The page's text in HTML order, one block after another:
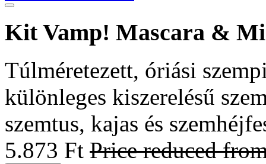
Kit Vamp! Mascara &
Túlméretezett, óriási
különleges kiszerelésű
szemtus, kajas és
5.873 Ft Price reduced